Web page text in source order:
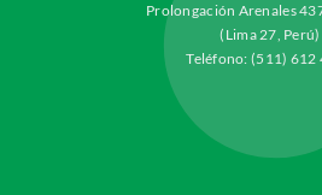
Prolongación Arenales
(Lima 27, Perú)
Teléfono: (511) 612